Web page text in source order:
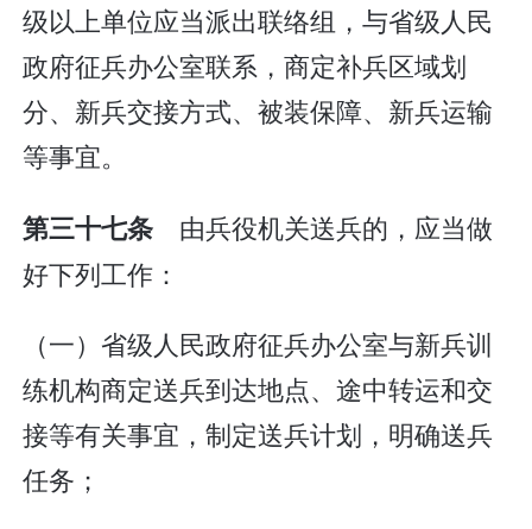
级以上单位应当派出联络组，与省级人民
政府征兵办公室联系，商定补兵区域划
分、新兵交接方式、被装保障、新兵运输
等事宜。
第三十七条 由兵役机关送兵的，应当做
好下列工作：
（一）省级人民政府征兵办公室与新兵训
练机构商定送兵到达地点、途中转运和交
接等有关事宜，制定送兵计划，明确送兵
任务；